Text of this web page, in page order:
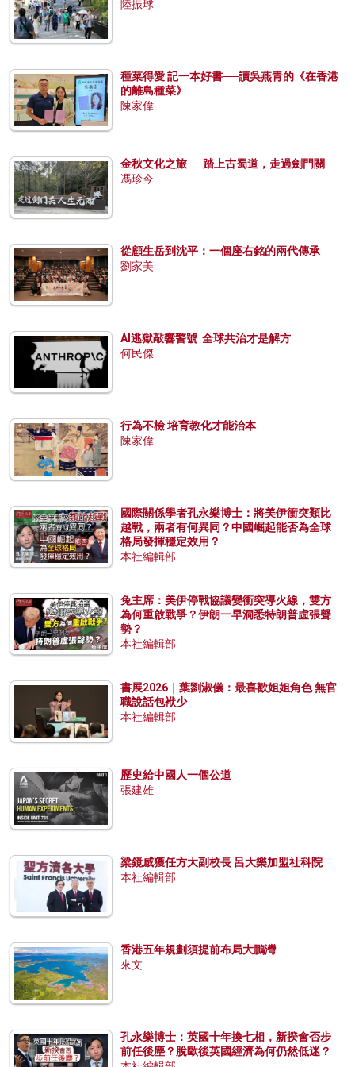
陸振球
種菜得愛 記一本好書──讀吳燕青的《在香港
的離島種菜》
陳家偉
金秋文化之旅──踏上古蜀道，走過劍門關
馮珍今
從顧生岳到沈平：一個座右銘的兩代傳承
劉家美
AI逃獄敲響警號 全球共治才是解方
何民傑
行為不檢 培育教化才能治本
陳家偉
國際關係學者孔永樂博士：將美伊衝突類比
越戰，兩者有何異同？中國崛起能否為全球
格局發揮穩定效用？
本社編輯部
兔主席：美伊停戰協議變衝突導火線，雙方
為何重啟戰爭？伊朗一早洞悉特朗普虛張聲
勢？
本社編輯部
書展2026｜葉劉淑儀：最喜歡姐姐角色 無官
職說話包袱少
本社編輯部
歷史給中國人一個公道
張建雄
梁鏡威獲任方大副校長 呂大樂加盟社科院
本社編輯部
香港五年規劃須提前布局大鵬灣
來文
孔永樂博士：英國十年換七相，新揆會否步
前任後塵？脫歐後英國經濟為何仍然低迷？